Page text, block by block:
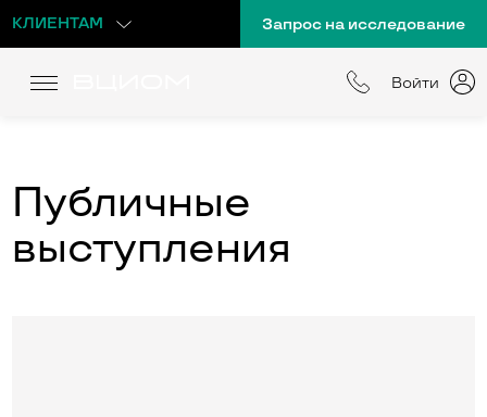
КЛИЕНТАМ Запрос на исследование
Войти
Публичные
выступления